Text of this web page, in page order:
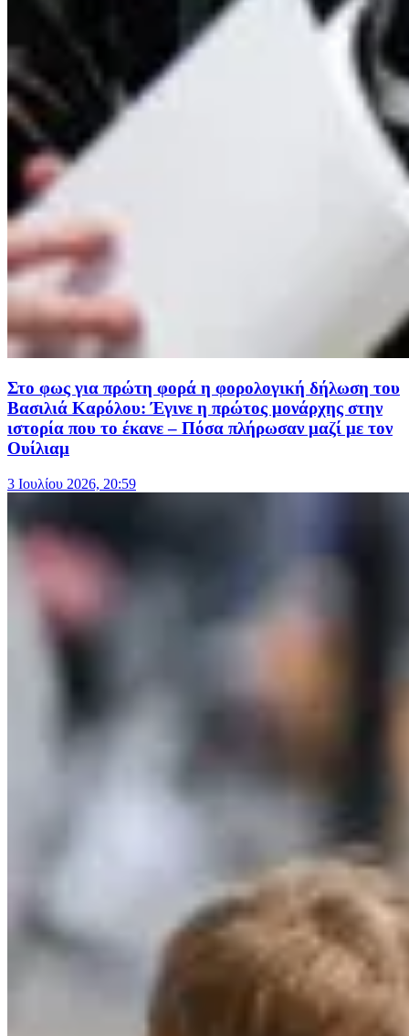
Στο φως για πρώτη φορά η φορολογική δήλωση του
Βασιλιά Καρόλου: Έγινε η πρώτος μονάρχης στην
ιστορία που το έκανε – Πόσα πλήρωσαν μαζί με τον
Ουίλιαμ
3 Ιουλίου 2026, 20:59